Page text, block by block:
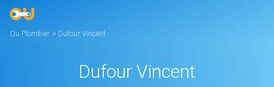
Ou Plombier > Dufour Vincent
Dufour Vincent